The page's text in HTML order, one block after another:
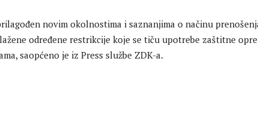
novim okolnostima i saznanjima o načinu
određene restrikcije koje se tiču upotrebe zaštitne
saopćeno je iz Press službe ZDK-a.